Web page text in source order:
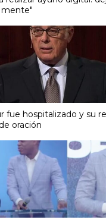
mente"
fue hospitalizado y su
oración